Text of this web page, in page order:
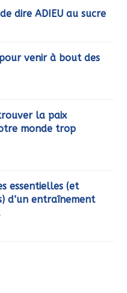
dire ADIEU au sucre
venir à bout des
la paix
monde trop
essentielles (et
d’un entraînement